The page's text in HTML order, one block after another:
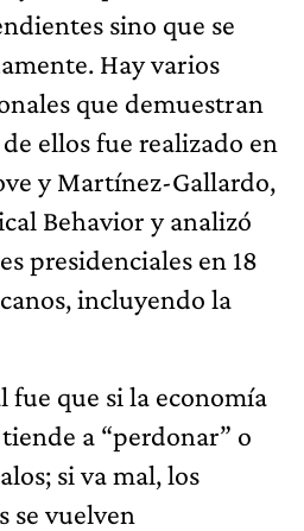
sino que se
Hay varios
que demuestran
ellos fue realizado en
y Martínez-Gallardo,
Behavior y analizó
presidenciales en 18
incluyendo la
fue que si la economía
a “perdonar” o
si va mal, los
se vuelven